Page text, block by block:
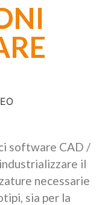
software CAD /
il
necessarie
sia per la